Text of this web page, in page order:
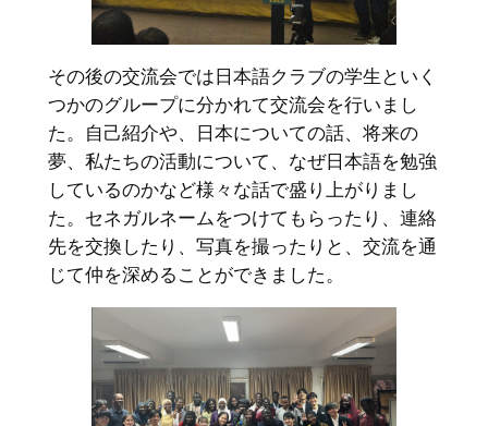
その後の交流会では日本語クラブの学生といく
つかのグループに分かれて交流会を行いまし
た。自己紹介や、日本についての話、将来の
夢、私たちの活動について、なぜ日本語を勉強
しているのかなど様々な話で盛り上がりまし
た。セネガルネームをつけてもらったり、連絡
先を交換したり、写真を撮ったりと、交流を通
じて仲を深めることができました。